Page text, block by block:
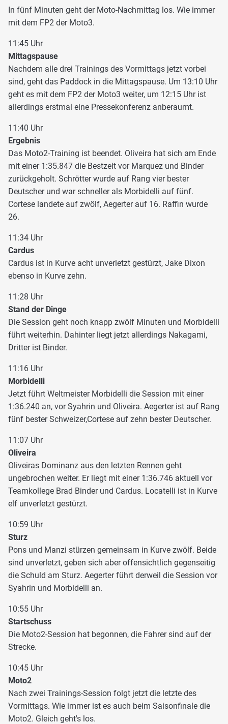
In fünf Minuten geht der Moto-Nachmittag los. Wie immer
mit dem FP2 der Moto3.
11:45 Uhr
Mittagspause
Nachdem alle drei Trainings des Vormittags jetzt vorbei
sind, geht das Paddock in die Mittagspause. Um 13:10 Uhr
geht es mit dem FP2 der Moto3 weiter, um 12:15 Uhr ist
allerdings erstmal eine Pressekonferenz anberaumt.
11:40 Uhr
Ergebnis
Das Moto2-Training ist beendet. Oliveira hat sich am Ende
mit einer 1:35.847 die Bestzeit vor Marquez und Binder
zurückgeholt. Schrötter wurde auf Rang vier bester
Deutscher und war schneller als Morbidelli auf fünf.
Cortese landete auf zwölf, Aegerter auf 16. Raffin wurde
26.
11:34 Uhr
Cardus
Cardus ist in Kurve acht unverletzt gestürzt, Jake Dixon
ebenso in Kurve zehn.
11:28 Uhr
Stand der Dinge
Die Session geht noch knapp zwölf Minuten und Morbidelli
führt weiterhin. Dahinter liegt jetzt allerdings Nakagami,
Dritter ist Binder.
11:16 Uhr
Morbidelli
Jetzt führt Weltmeister Morbidelli die Session mit einer
1:36.240 an, vor Syahrin und Oliveira. Aegerter ist auf Rang
fünf bester Schweizer,Cortese auf zehn bester Deutscher.
11:07 Uhr
Oliveira
Oliveiras Dominanz aus den letzten Rennen geht
ungebrochen weiter. Er liegt mit einer 1:36.746 aktuell vor
Teamkollege Brad Binder und Cardus. Locatelli ist in Kurve
elf unverletzt gestürzt.
10:59 Uhr
Sturz
Pons und Manzi stürzen gemeinsam in Kurve zwölf. Beide
sind unverletzt, geben sich aber offensichtlich gegenseitig
die Schuld am Sturz. Aegerter führt derweil die Session vor
Syahrin und Morbidelli an.
10:55 Uhr
Startschuss
Die Moto2-Session hat begonnen, die Fahrer sind auf der
Strecke.
10:45 Uhr
Moto2
Nach zwei Trainings-Session folgt jetzt die letzte des
Vormittags. Wie immer ist es auch beim Saisonfinale die
Moto2. Gleich geht's los.